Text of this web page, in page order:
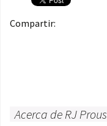
Compartir:
Acerca de RJ Prous